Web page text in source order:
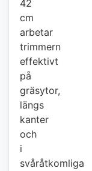
42
cm
arbetar
trimmern
effektivt
på
gräsytor,
längs
kanter
och
i
svåråtkomliga